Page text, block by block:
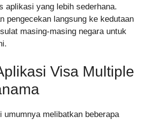
aplikasi yang lebih sederhana.
pengecekan langsung ke kedutaan
masing-masing negara untuk
Visa Multiple
umumnya melibatkan beberapa